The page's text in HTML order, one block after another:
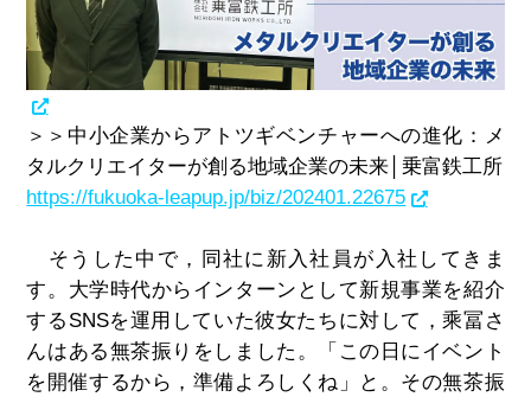
＞＞中小企業からアトツギベンチャーへの進化：メ
タルクリエイターが創る地域企業の未来│乗富鉄工所
https://fukuoka-leapup.jp/biz/202401.22675
そうした中で，同社に新入社員が入社してきま
す。大学時代からインターンとして新規事業を紹介
する SNSを運用していた彼女たちに対して，乘冨さ
んはある無茶振りをしました。「この日にイベント
を開催するから，準備よろしくね」と。その無茶振